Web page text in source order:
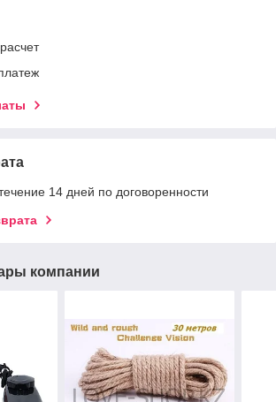
14 дней по договоренности
компании